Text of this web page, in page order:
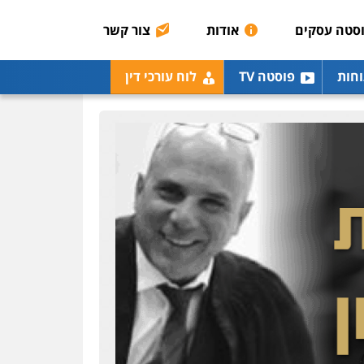
עסקים אודות צור קשר
פוסטה TV לוח עורכי דין
מנשה, אלמוג – עורכי דין
פלילי עבירות תנועה
צווארון לבן תעבורה עורכי
דין לענייני אסירים מעצרים
0546470989
עו"ד אבי כהן
פלילי פשיעה חמורה
קטינים אלימות סמים
עבירות מין
0523647066
ויקי שמואל – משרד עו"ד
משפט פלילי
0528959600